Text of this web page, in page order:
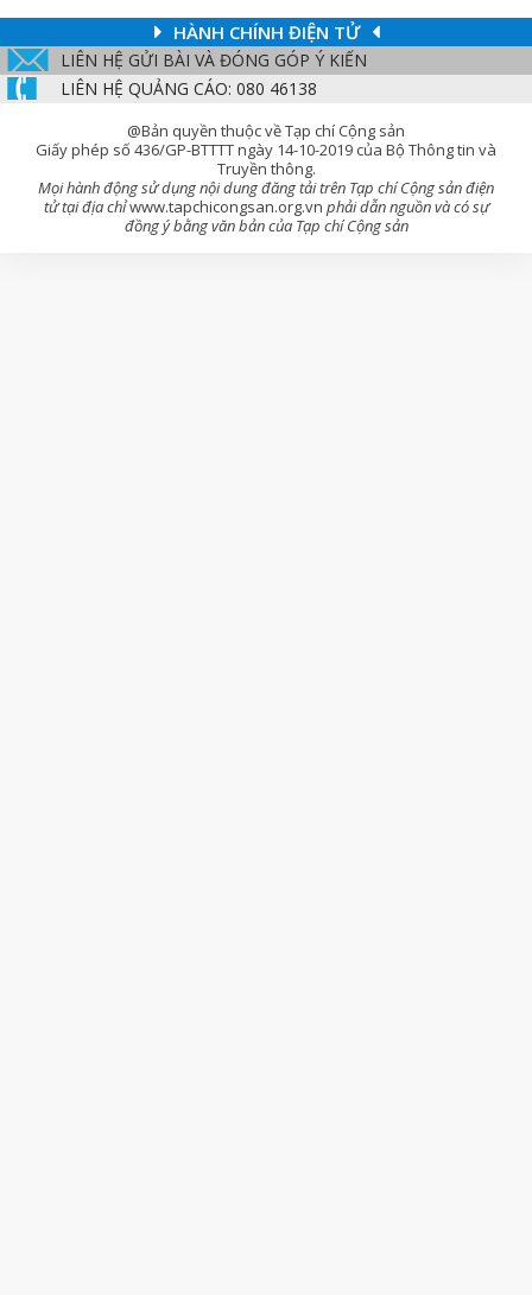
HÀNH CHÍNH ĐIỆN TỬ
LIÊN HỆ GỬI BÀI VÀ ĐÓNG GÓP Ý KIẾN
LIÊN HỆ QUẢNG CÁO: 080 46138
@Bản quyền thuộc về Tạp chí Cộng sản
Giấy phép số 436/GP-BTTTT ngày 14-10-2019 của Bộ Thông tin và
Truyền thông.
Mọi hành động sử dụng nội dung đăng tải trên Tạp chí Cộng sản điện
tử tại địa chỉwww.tapchicongsan.org.vn phải dẫn nguồn và có sự
đồng ý bằng văn bản của Tạp chí Cộng sản